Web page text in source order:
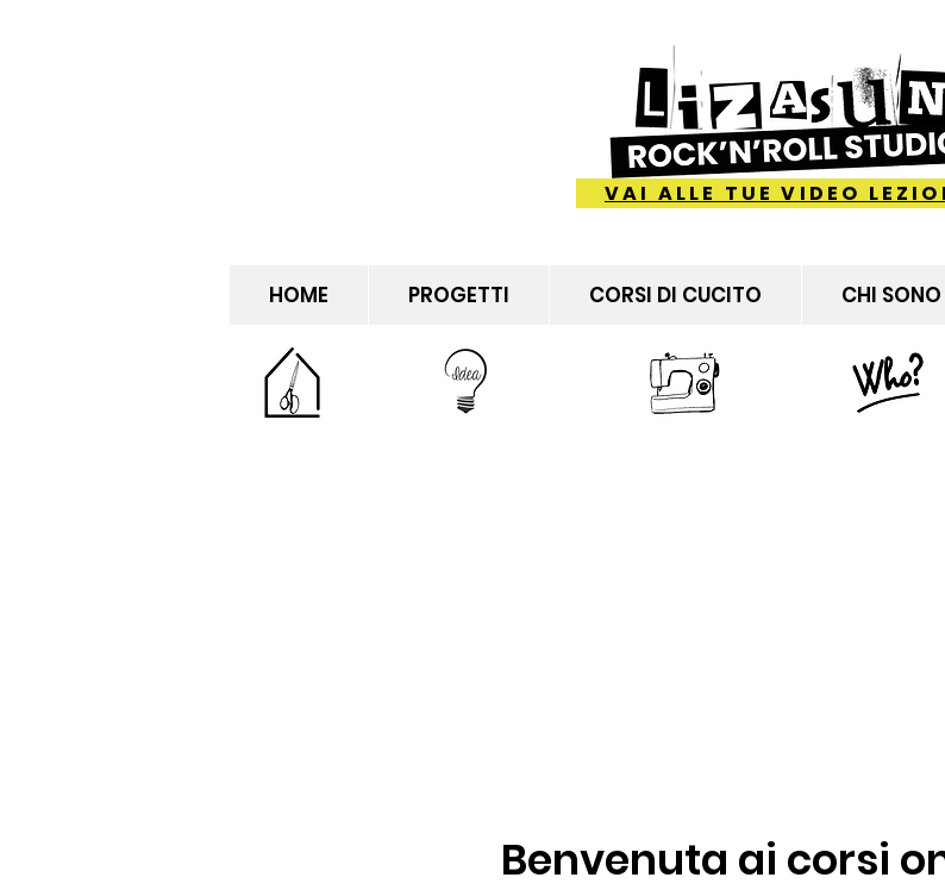
VAI ALLE TUE VIDEO
HOME PROGETTI CORSI DI CUCITO CHI SONO
Benvenuta ai corsi